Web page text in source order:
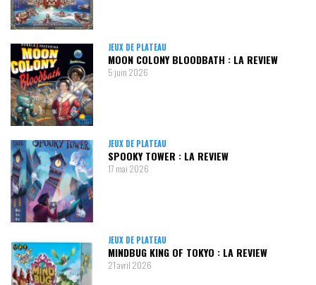
JEUX DE PLATEAU
MOON COLONY BLOODBATH : LA REVIEW
5 juin 2026
JEUX DE PLATEAU
SPOOKY TOWER : LA REVIEW
17 mai 2026
JEUX DE PLATEAU
MINDBUG KING OF TOKYO : LA REVIEW
21 avril 2026